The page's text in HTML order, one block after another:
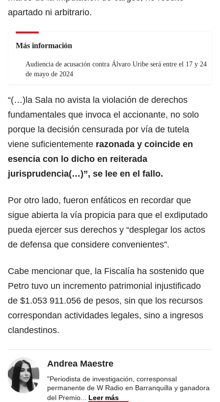
apartado ni arbitrario.
Más información
Audiencia de acusación contra Álvaro Uribe será entre el 17 y 24
de mayo de 2024
“(…)la Sala no avista la violación de derechos
fundamentales que invoca el accionante, no solo
porque la decisión censurada por vía de tutela
viene suficientemente razonada y coincide en
esencia con lo dicho en reiterada
jurisprudencia(…)”, se lee en el fallo.
Por otro lado, fueron enfáticos en recordar que
sigue abierta la vía propicia para que el exdiputado
pueda ejercer sus derechos y “desplegar los actos
de defensa que considere convenientes”.
Cabe mencionar que, la Fiscalía ha sostenido que
Petro tuvo un incremento patrimonial injustificado
de $1.053 911.056 de pesos, sin que los recursos
correspondan actividades legales, sino a ingresos
clandestinos.
Andrea Maestre
"Periodista de investigación, corresponsal
permanente de W Radio en Barranquilla y ganadora
del Premio
Leer más